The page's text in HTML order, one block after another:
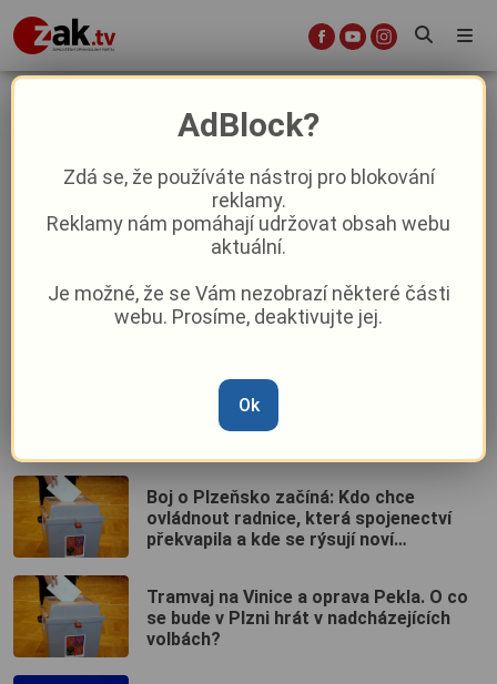
Souboj o radnice v Plzeňském kraji
odstartoval: Kandidátky jsou podány,
podílíte se na rozhodování i vy?
(ANKETA)
V Plzeňském kraji začaly strany
podávat kandidátky do komunálních
Výměna stráží v Senátu? Tihle lidé si to
rozdají o moc v Plzni
Boj o Plzeňsko začíná: Kdo chce
ovládnout radnice, která spojenectví
překvapila a kde se rýsují noví
Tramvaj na Vinice a oprava Pekla. O co
se bude v Plzni hrát v nadcházejících
volbách?
AdBlock?
Zdá se, že používáte nástroj pro blokování
reklamy.
Reklamy nám pomáhají udržovat obsah webu
aktuální.
Je možné, že se Vám nezobrazí některé části
webu. Prosíme, deaktivujte jej.
Ok